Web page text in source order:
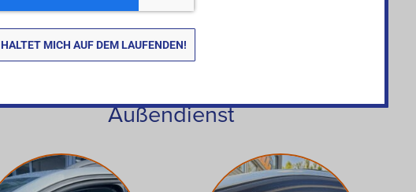
Wolfgang Schmid
Niederlassungsleiter Wien
+43 1 720 37 37
Außendienst
HALTET MICH AUF DEM LAUFENDEN!